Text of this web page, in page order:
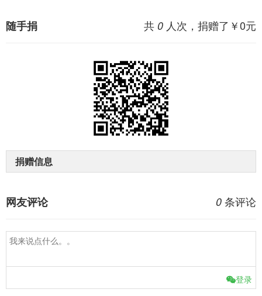
共 0 人次，捐赠了￥0元
随手捐
捐赠信息
0 条评论
网友评论
登录